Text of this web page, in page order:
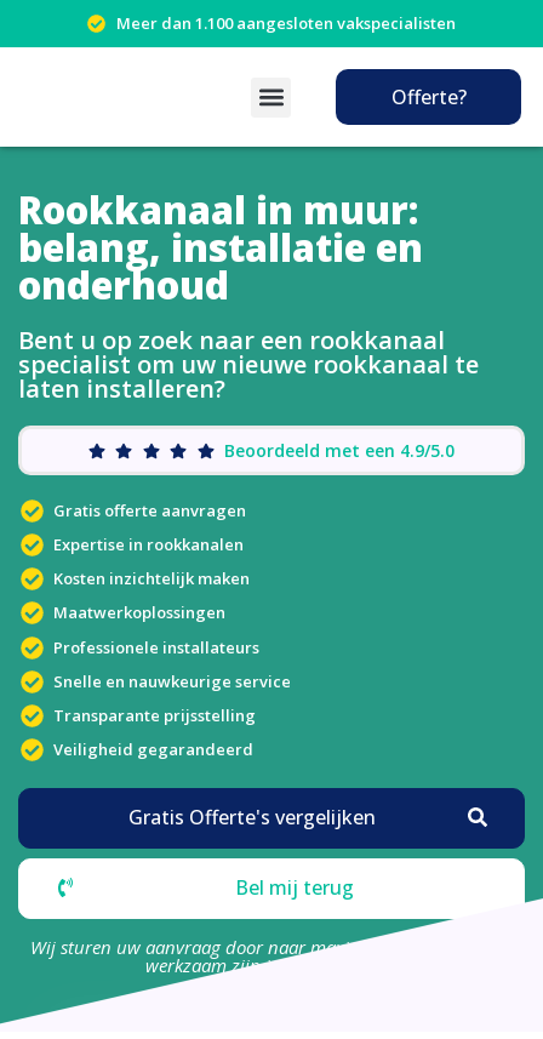
Meer dan 1.100 aangesloten vakspecialisten
Offerte?
Rookkanaal in muur:
belang, installatie en
onderhoud
Bent u op zoek naar een rookkanaal
specialist om uw nieuwe rookkanaal te
laten installeren?
Beoordeeld met een 4.9/5.0
Gratis offerte aanvragen
Expertise in rookkanalen
Kosten inzichtelijk maken
Maatwerkoplossingen
Professionele installateurs
Snelle en nauwkeurige service
Transparante prijsstelling
Veiligheid gegarandeerd
Gratis Offerte's vergelijken
Bel mij terug
Wij sturen uw aanvraag door naar maximaal 4 bedrijven die
werkzaam zijn in uw omgeving.